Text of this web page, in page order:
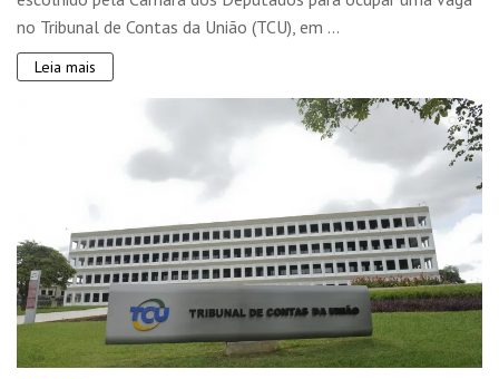
no Tribunal de Contas da União (TCU), em ...
Leia mais